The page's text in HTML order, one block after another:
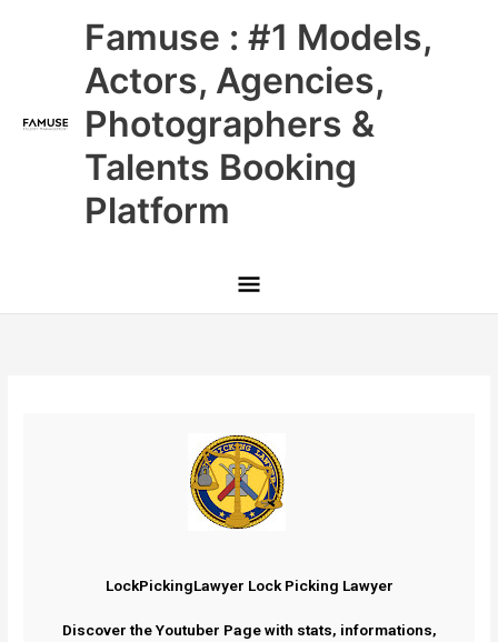
Famuse : #1 Models,
Actors, Agencies,
Photographers &
Talents Booking
Platform
Main
Menu
LockPickingLawyer Lock Picking Lawyer
Discover the Youtuber Page with stats, informations,